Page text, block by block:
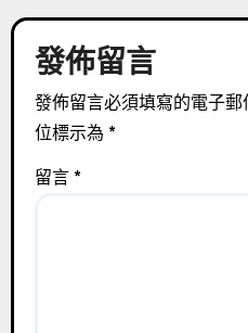
發佈留言
發佈留言必須填寫的電子郵
位標示為 *
留言 *